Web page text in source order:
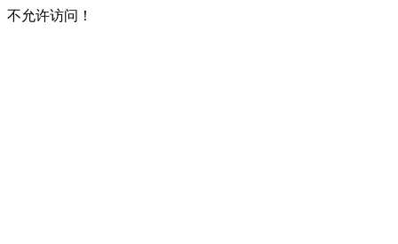
不允许访问！